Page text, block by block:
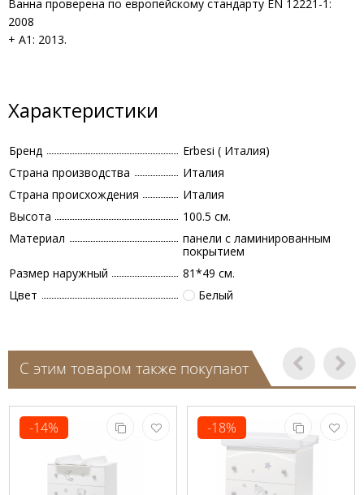
Ванна проверена по европейскому стандарту EN 12221-1:
2008
+ A1: 2013.
Характеристики
Бренд
Erbesi ( Италия)
Страна производства
Италия
Страна происхождения
Италия
Высота
100.5 см.
Материал
панели с ламинированным
покрытием
Размер наружный
81*49 см.
Цвет
Белый
С этим товаром также покупают
-14% -18%